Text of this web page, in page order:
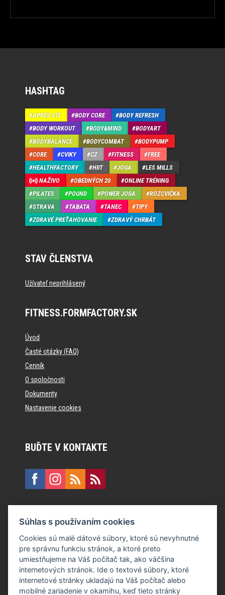
HASHTAG
APRÉS-FIT BODY CORE
BODY REFRESH
BODY WORKOUT
BODY&MIND
BODYART
BODYBALANCE
BODYCOMBAT
BODYPUMP
CORE
CVIKY CZ FITNESS
FREE
HEALTHFACTORY
HIIT JOGA
LES MILLS
NAŽIVO
OBEDNÝCH 20
ONLINE TRÉNING
PILATES
POUND POWER JOGA
ROZCVIČKA
STRAVA
TABATA TANEC
TIPY
ZDRAVÉ PREŤAHOVANIE
ZDRAVÝ CHRBÁT
STAV ČLENSTVA
Užívateľ neprihlásený
FITNESS.FORMFACTORY.SK
Úvod
Časté otázky (FAQ)
Cenník
O spoločnosti
Dokumenty
Nastavenie cookies
BUĎTE V KONTAKTE
E:recepcia@formfactory.sk
Form Factory Slovakia s.r.o., Ružová dolina 480/6, 821 08
Bratislava
Za publikovaný obsah sú zodpovední jednotliví autori.
Súhlas s používaním cookies
Cookies sú malé dátové súbory, ktoré sú nevyhnutné
pre správnu funkciu stránok, a ktoré preto
umiestňujeme na Váš počítač tak, ako väčšina
internetových stránok. Ide o textové súbory, ktoré
internetové stránky ukladajú na Váš počítač alebo
mobilné zariadenie v okamihu, keď tieto stránky